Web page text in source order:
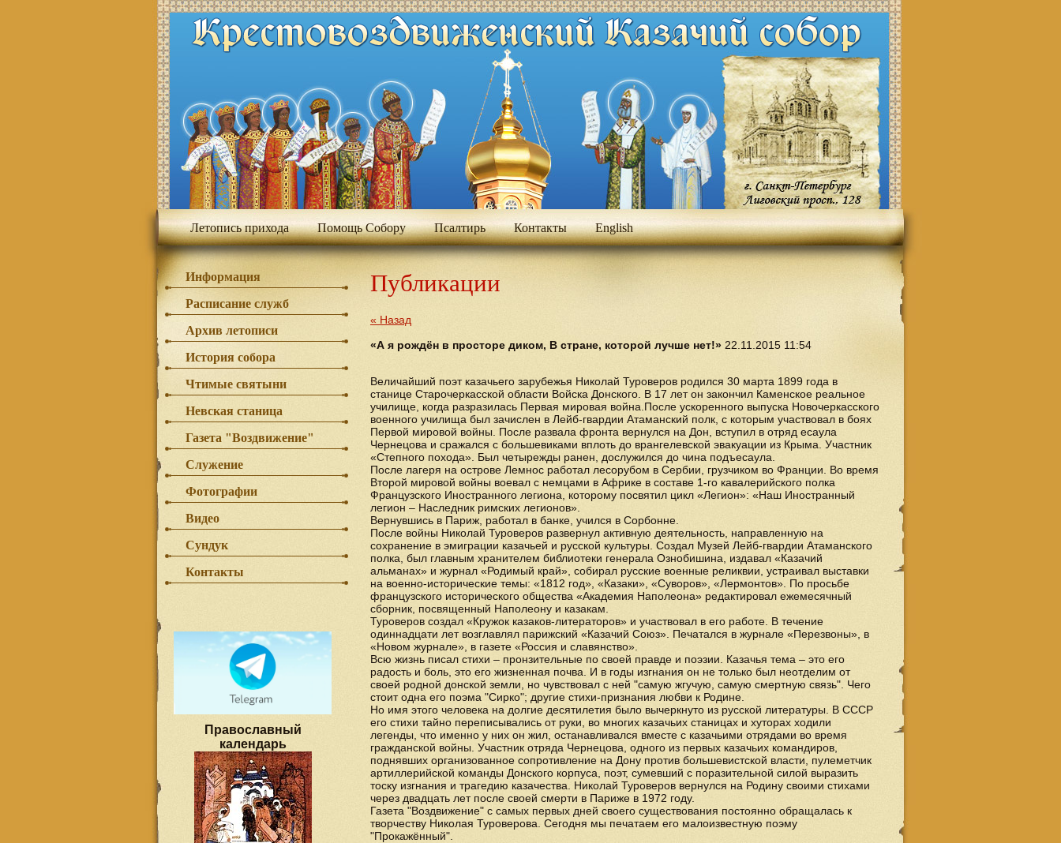
Летопись прихода Помощь Собору Псалтирь Контакты Еnglish
Публикации
« Назад
«А я рождён в просторе диком, В стране, которой лучше нет!» 22.11.2015 11:54
Величайший поэт казачьего зарубежья Николай Туроверов родился 30 марта 1899 года в
станице Старочеркасской области Войска Донского. В 17 лет он закончил Каменское реальное
училище, когда разразилась Первая мировая война.После ускоренного выпуска Новочеркасского
военного училища был зачислен в Лейб-гвардии Атаманский полк, с которым участвовал в боях
Первой мировой войны. После развала фронта вернулся на Дон, вступил в отряд есаула
Чернецова и сражался с большевиками вплоть до врангелевской эвакуации из Крыма. Участник
«Степного похода». Был четырежды ранен, дослужился до чина подъесаула.
После лагеря на острове Лемнос работал лесорубом в Сербии, грузчиком во Франции. Во время
Второй мировой войны воевал с немцами в Африке в составе 1-го кавалерийского полка
Французского Иностранного легиона, которому посвятил цикл «Легион»: «Наш Иностранный
легион – Наследник римских легионов».
Вернувшись в Париж, работал в банке, учился в Сорбонне.
После войны Николай Туроверов развернул активную деятельность, направленную на
сохранение в эмиграции казачьей и русской культуры. Создал Музей Лейб-гвардии Атаманского
полка, был главным хранителем библиотеки генерала Ознобишина, издавал «Казачий
альманах» и журнал «Родимый край», собирал русские военные реликвии, устраивал выставки
на военно-исторические темы: «1812 год», «Казаки», «Суворов», «Лермонтов». По просьбе
французского исторического общества «Академия Наполеона» редактировал ежемесячный
сборник, посвященный Наполеону и казакам.
Туроверов создал «Кружок казаков-литераторов» и участвовал в его работе. В течение
одиннадцати лет возглавлял парижский «Казачий Союз». Печатался в журнале «Перезвоны», в
«Новом журнале», в газете «Россия и славянство».
Всю жизнь писал стихи – пронзительные по своей правде и поэзии. Казачья тема – это его
радость и боль, это его жизненная почва. И в годы изгнания он не только был неотделим от
своей родной донской земли, но чувствовал с ней "самую жгучую, самую смертную связь". Чего
стоит одна его поэма "Сирко"; другие стихи-признания любви к Родине.
Но имя этого человека на долгие десятилетия было вычеркнуто из русской литературы. В СССР
его стихи тайно переписывались от руки, во многих казачьих станицах и хуторах ходили
легенды, что именно у них он жил, останавливался вместе с казачьими отрядами во время
гражданской войны. Участник отряда Чернецова, одного из первых казачьих командиров,
поднявших организованное сопротивление на Дону против большевистской власти, пулеметчик
артиллерийской команды Донского корпуса, поэт, сумевший с поразительной силой выразить
тоску изгнания и трагедию казачества. Николай Туроверов вернулся на Родину своими стихами
через двадцать лет после своей смерти в Париже в 1972 году.
Газета "Воздвижение" с самых первых дней своего существования постоянно обращалась к
творчеству Николая Туроверова. Сегодня мы печатаем его малоизвестную поэму
"Прокажённый".
Информация
Расписание служб
Архив летописи
История собора
Чтимые святыни
Невская станица
Газета "Воздвижение"
Служение
Фотографии
Видео
Сундук
Контакты
Православный
календарь